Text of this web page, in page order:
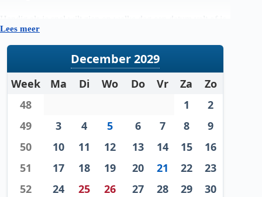
Handig als je snel wilt zien op welke dag een datum valt of je
je planning voor de maand december
Lees meer
December 2029
Week Ma Di Wo Do Vr Za
Zo
48
1
2
49
3 4 5 6 7 8
9
50
10 11 12 13 14 15
16
51
17 18 19 20 21 22
23
52
24 25 26 27 28 29
30